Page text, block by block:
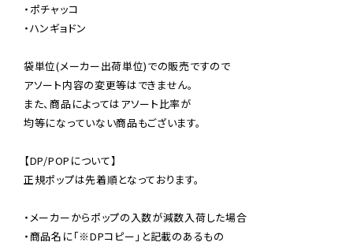
・ポチャッコ
・ハンギョドン
袋単位(メーカー出荷単位)での販売ですので
アソート内容の変更等はできません。
また、商品によってはアソート比率が
均等になっていない商品もございます。
【DP/POPについて】
正規ポップは先着順となっております。
・メーカーからポップの入数が減数入荷した場合
・商品名に「※DPコピー」と記載のあるもの